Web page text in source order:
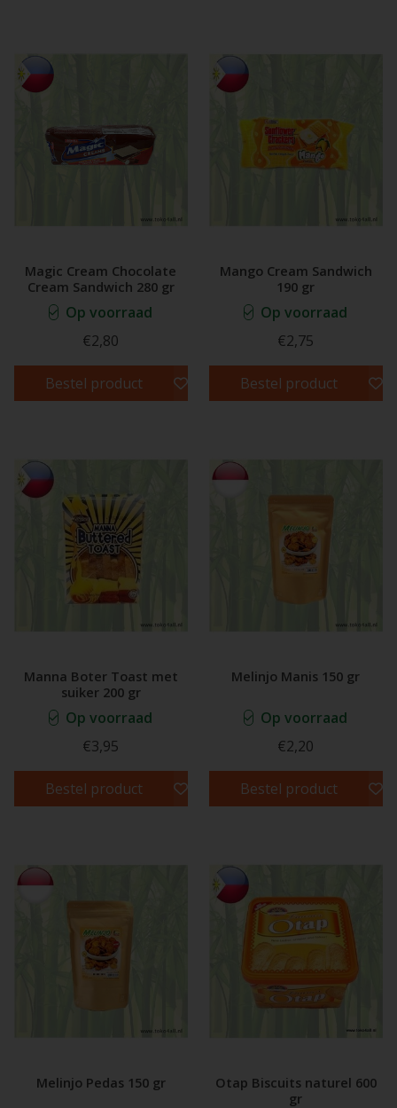
Magic Cream Chocolate
Cream Sandwich 280 gr
Op voorraad
€2,80
Bestel product
Mango Cream Sandwich
190 gr
Op voorraad
€2,75
Bestel product
Manna Boter Toast met
suiker 200 gr
Op voorraad
€3,95
Bestel product
Melinjo Manis 150 gr
Op voorraad
€2,20
Bestel product
Melinjo Pedas 150 gr
Otap Biscuits naturel 600
gr